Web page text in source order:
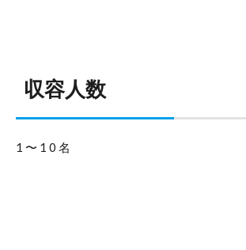
収容人数
1〜10名